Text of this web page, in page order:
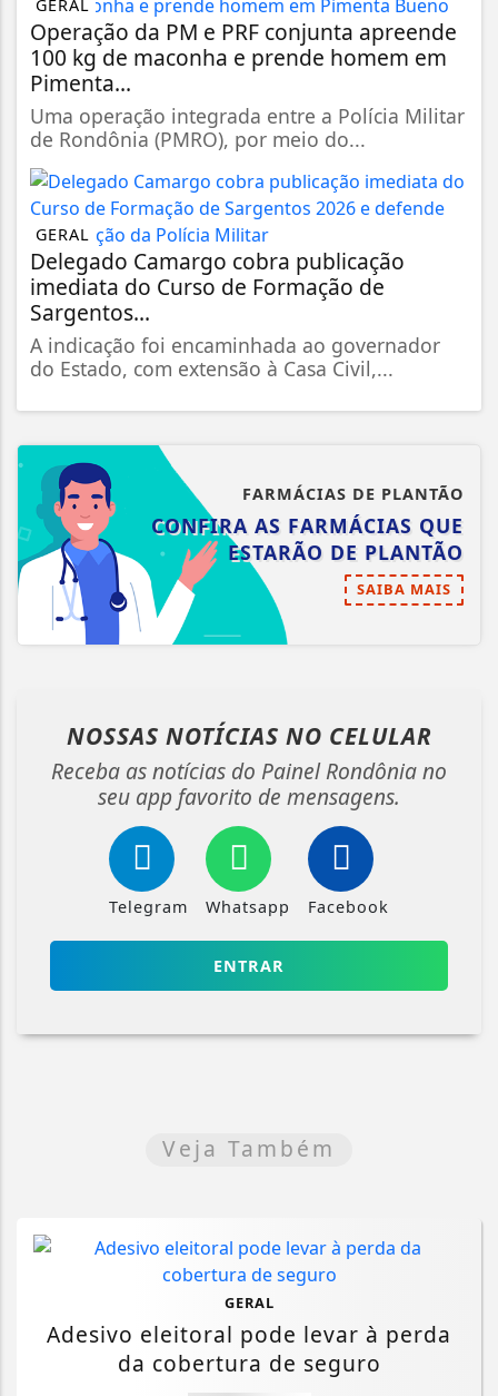
GERAL
Operação da PM e PRF conjunta apreende
100 kg de maconha e prende homem em
Pimenta...
Uma operação integrada entre a Polícia Militar
de Rondônia (PMRO), por meio do...
GERAL
Delegado Camargo cobra publicação
imediata do Curso de Formação de
Sargentos...
A indicação foi encaminhada ao governador
do Estado, com extensão à Casa Civil,...
FARMÁCIAS DE PLANTÃO
CONFIRA AS FARMÁCIAS QUE
ESTARÃO DE PLANTÃO
SAIBA MAIS
NOSSAS NOTÍCIAS NO CELULAR
Receba as notícias do Painel Rondônia no
seu app favorito de mensagens.
Telegram Whatsapp Facebook
ENTRAR
Veja Também
GERAL
Adesivo eleitoral pode levar à perda
da cobertura de seguro